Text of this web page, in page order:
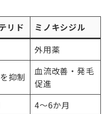
リド
ミノキシジル
外用薬
抑制
血流改善・発毛
促進
4〜6か月